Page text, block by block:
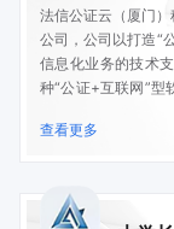
法信公证云（厦门
公司，公司以打造“
信息化业务的技术
种“公证+互联网”型
首个公证行业专用
与2000多家公证机
查看更多